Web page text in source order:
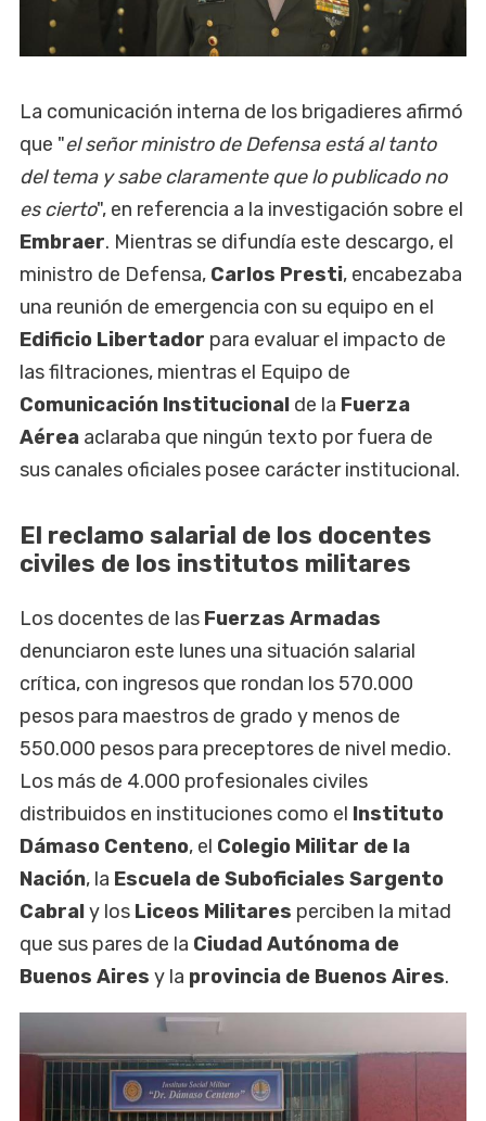
La comunicación interna de los brigadieres afirmó
que "el señor ministro de Defensa está al tanto
del tema y sabe claramente que lo publicado no
es cierto", en referencia a la investigación sobre el
Embraer. Mientras se difundía este descargo, el
ministro de Defensa, Carlos Presti, encabezaba
una reunión de emergencia con su equipo en el
Edificio Libertador para evaluar el impacto de
las filtraciones, mientras el Equipo de
Comunicación Institucional de la Fuerza
Aérea aclaraba que ningún texto por fuera de
sus canales oficiales posee carácter institucional.
El reclamo salarial de los docentes
civiles de los institutos militares
Los docentes de las Fuerzas Armadas
denunciaron este lunes una situación salarial
crítica, con ingresos que rondan los 570.000
pesos para maestros de grado y menos de
550.000 pesos para preceptores de nivel medio.
Los más de 4.000 profesionales civiles
distribuidos en instituciones como el Instituto
Dámaso Centeno, el Colegio Militar de la
Nación, la Escuela de Suboficiales Sargento
Cabraly los Liceos Militares perciben la mitad
que sus pares de la Ciudad Autónoma de
Buenos Aires y la provincia de Buenos Aires.